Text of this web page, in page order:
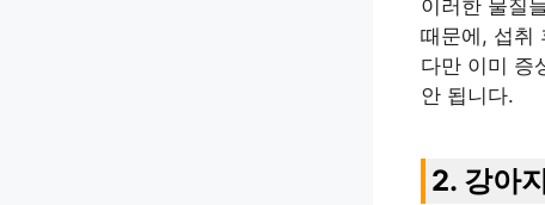
이러한 물질
때문에, 섭취
다만 이미 증
안 됩니다.
2. 강아